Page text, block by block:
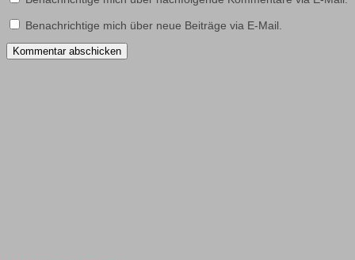
Benachrichtige mich über neue Beiträge via E-Mail.